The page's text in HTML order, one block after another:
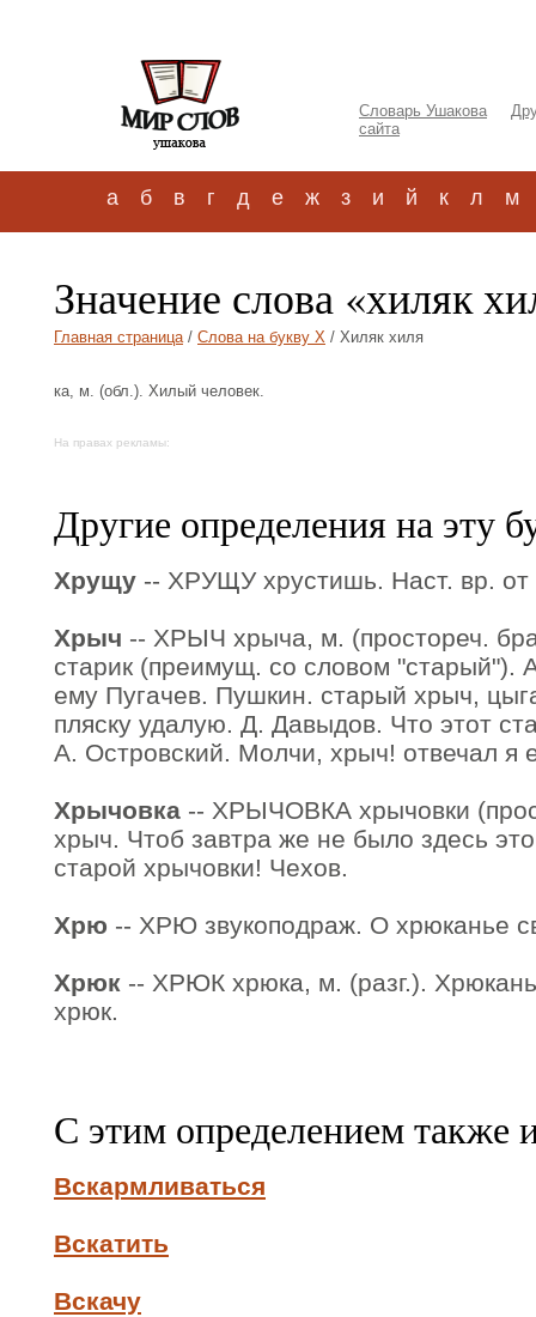
Словарь Ушакова
сайта
а б в г д е ж з и й к л м
Значение слова «хиляк
Главная страница/ Слова на букву Х / Хиляк хиля
ка, м. (обл.). Хилый человек.
На правах рекламы:
Другие определения на эту
Хрущу -- ХРУЩУ хрустишь. Наст. вр. от
Хрыч -- ХРЫЧ хрыча, м. (простореч.
старик (преимущ. со словом "старый").
ему Пугачев. Пушкин. старый хрыч,
пляску удалую. Д. Давыдов. Что этот
А. Островский. Молчи, хрыч! отвечал я
Хрычовка -- ХРЫЧОВКА хрычовки
хрыч. Чтоб завтра же не было здесь
старой хрычовки! Чехов.
Хрю -- ХРЮ звукоподраж. О хрюканье
Хрюк -- ХРЮК хрюка, м. (разг.).
хрюк.
С этим определением также
Вскармливаться
Вскатить
Вскачу